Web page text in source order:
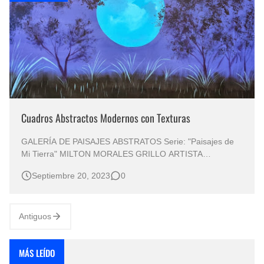
Cuadros Abstractos Modernos con Texturas
GALERÍA DE PAISAJES ABSTRATOS Serie: "Paisajes de
Mi Tierra" MILTON MORALES GRILLO ARTISTA
Cuadros Abstractos Pintura Acrílica y Óleo (Técnica Mixta)
Septiembre 20, 2023 0
Antiguos
MÁS LEÍDO